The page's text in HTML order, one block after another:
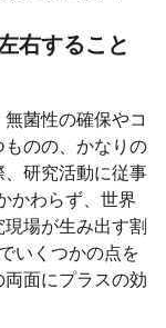
右すること
菌性の確保やコ
ものの、かなりの
研究活動に従事
かわらず、世界
場が生み出す割
いくつかの点を
面にプラスの効